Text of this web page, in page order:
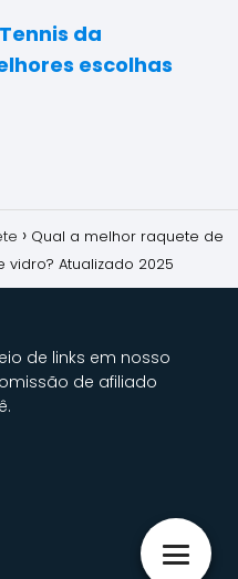
da
escolhas
Qual a melhor raquete de
vidro? Atualizado 2025
de links em nosso
de afiliado